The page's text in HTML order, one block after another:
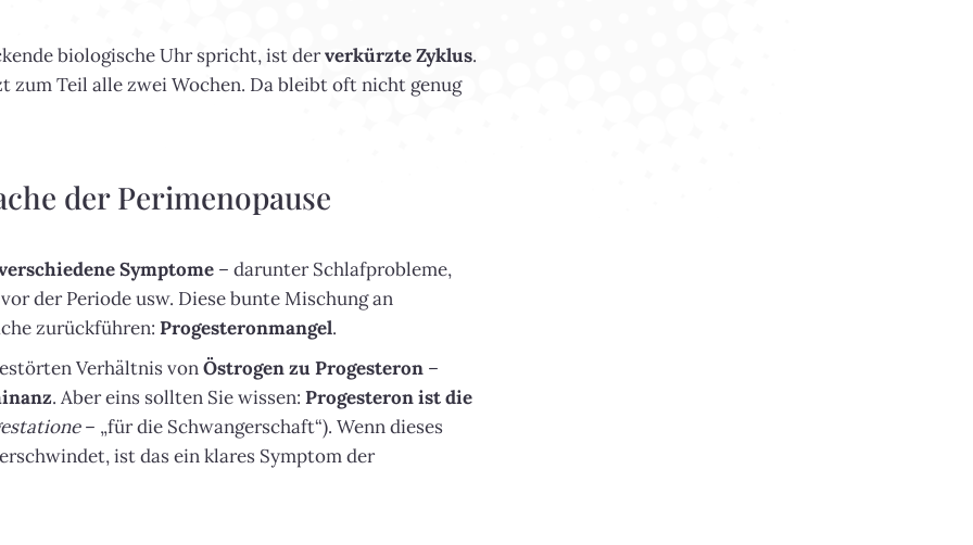
biologische Uhr spricht, ist derverkürzte Zyklus.
Teil alle zwei Wochen. Da bleibt oft nicht genug
der Perimenopause
Symptome – darunter Schlafprobleme,
der Periode usw. Diese bunte Mischung an
zurückführen: Progesteronmangel.
Verhältnis vonÖstrogen zu Progesteron –
. Aber eins sollten Sie wissen: Progesteron ist die
– „für die Schwangerschaft“). Wenn dieses
ist das ein klares Symptom der